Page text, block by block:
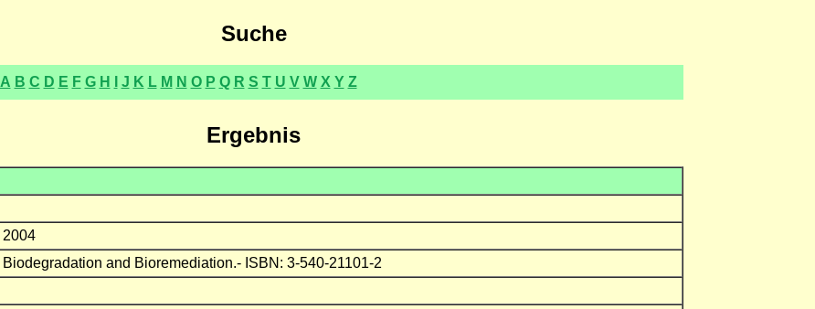
Suche
A B C D E F G H J K L M N O P Q R S T U V W X Y Z
Ergebnis
2004
Biodegradation and Bioremediation.- ISBN: 3-540-21101-2